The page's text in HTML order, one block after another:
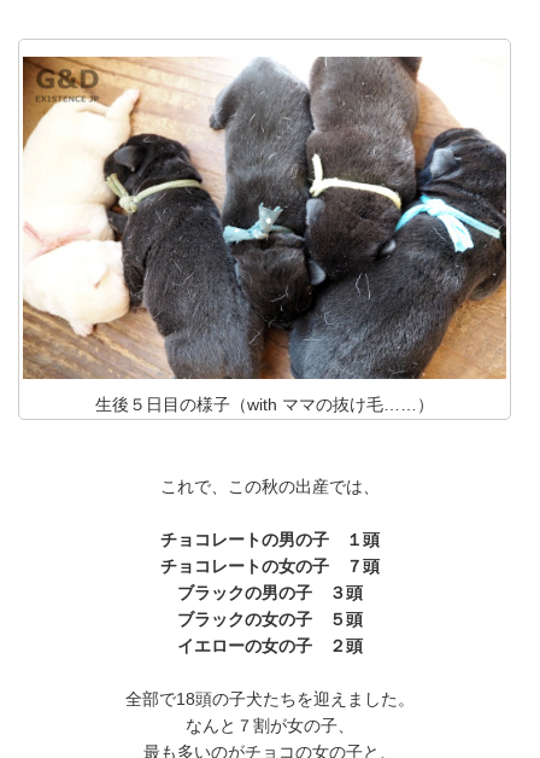
生後５日目の様子（with ママの抜け毛……）
これで、この秋の出産では、
チョコレートの男の子 １頭
チョコレートの女の子 ７頭
ブラックの男の子 ３頭
ブラックの女の子 ５頭
イエローの女の子 ２頭
全部で18頭の子犬たちを迎えました。
なんと７割が女の子、
最も多いのがチョコの女の子と、